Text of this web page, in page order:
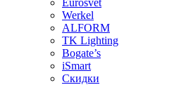
Eurosvet
Werkel
ALFORM
TK Lighting
Bogate’s
iSmart
Скидки